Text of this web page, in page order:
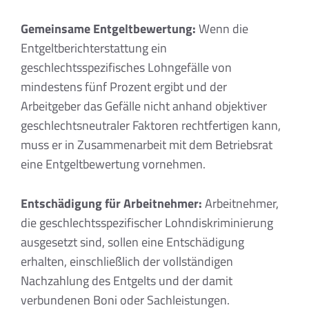
Gemeinsame Entgeltbewertung:Wenn die
Entgeltberichterstattung ein
geschlechtsspezifisches Lohngefälle von
mindestens fünf Prozent ergibt und der
Arbeitgeber das Gefälle nicht anhand objektiver
geschlechtsneutraler Faktoren rechtfertigen kann,
muss er in Zusammenarbeit mit dem Betriebsrat
eine Entgeltbewertung vornehmen.
Entschädigung für Arbeitnehmer:Arbeitnehmer,
die geschlechtsspezifischer Lohndiskriminierung
ausgesetzt sind, sollen eine Entschädigung
erhalten, einschließlich der vollständigen
Nachzahlung des Entgelts und der damit
verbundenen Boni oder Sachleistungen.